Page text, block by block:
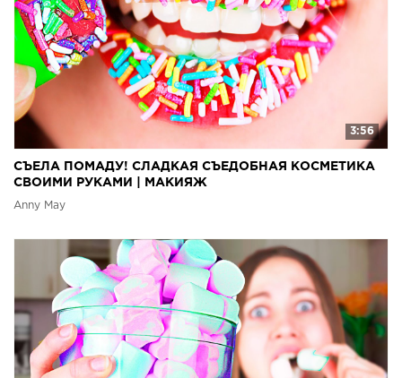
3:56
СЪЕЛА ПОМАДУ! СЛАДКАЯ СЪЕДОБНАЯ КОСМЕТИКА
СВОИМИ РУКАМИ | МАКИЯЖ
Anny May